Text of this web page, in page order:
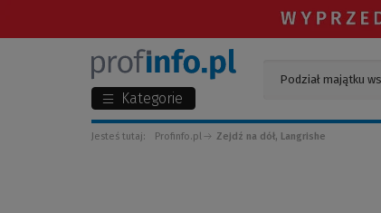
Kategorie
Jesteś tutaj: Profinfo.pl Zejdź na dół, Langrishe